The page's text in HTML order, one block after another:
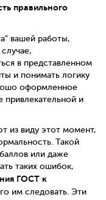
правильного
вашей работы,
в представленном
и понимать логику
оформленное
привлекательной и
из виду этот момент,
Такой
или даже
таких ошибок,
ГОСТ к
им следовать. Эти